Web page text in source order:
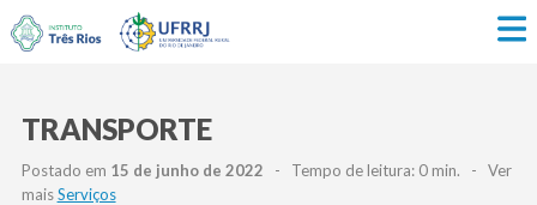
TRANSPORTE
Postado em 15 de junho de 2022 - Tempo de leitura: 0 min. - Ver
maisServiços